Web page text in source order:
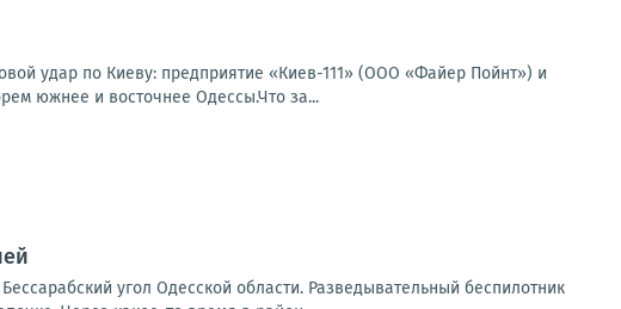
удар по Киеву: предприятие «Киев-111» (ООО «Файер Пойнт») и
южнее и восточнее Одессы.Что за...
угол Одесской области. Разведывательный беспилотник